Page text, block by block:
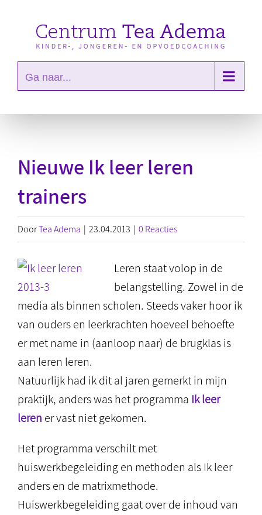
Ga naar...
Nieuwe Ik leer leren
trainers
DoorTea Adema | 23.04.2013 | 0 Reacties
Leren staat volop in de
belangstelling. Zowel in de
media als binnen scholen. Steeds vaker hoor ik
van ouders en leerkrachten hoeveel behoefte
er met name in (aanloop naar) de brugklas is
aan leren leren.
Natuurlijk had ik dit al jaren gemerkt in mijn
praktijk, anders was het programma Ik leer
leren er vast niet gekomen.
Het programma verschilt met
huiswerkbegeleiding en methoden als Ik leer
anders en de matrixmethode.
Huiswerkbegeleiding gaat over de inhoud van